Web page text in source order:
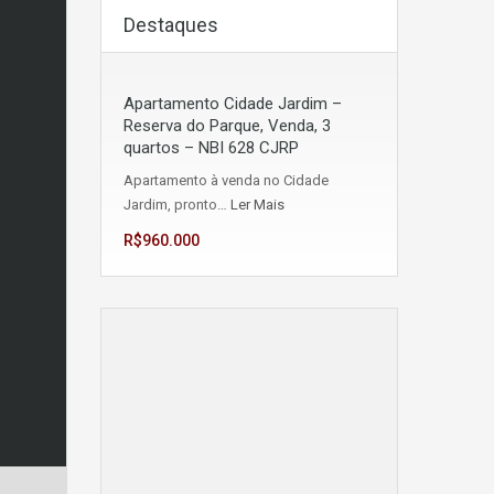
Destaques
Apartamento Cidade Jardim –
Reserva do Parque, Venda, 3
quartos – NBI 628 CJRP
Apartamento à venda no Cidade
Jardim, pronto… Ler Mais
R$960.000